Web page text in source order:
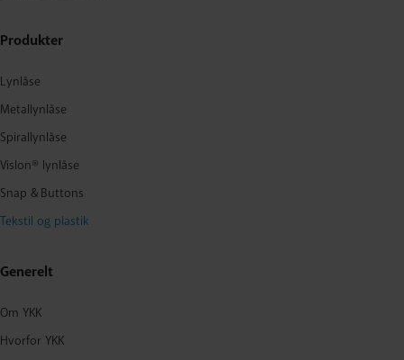
Produkter
Lynlåse
Metallynlåse
Spirallynlåse
Vislon® lynlåse
Snap & Buttons
Tekstil og plastik
Generelt
Om YKK
Hvorfor YKK